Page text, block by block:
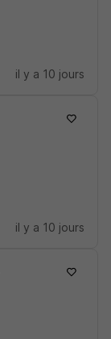
il y a 10 jours
il y a 10 jours